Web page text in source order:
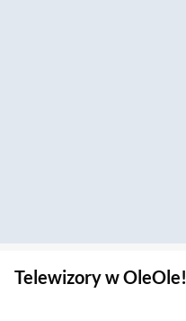
Telewizory w OleOle!